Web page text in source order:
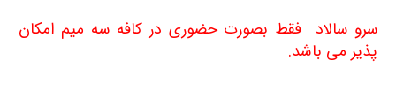
سرو سالاد فقط بصورت حضوری در کافه سه میم امکان
پذیر می باشد.